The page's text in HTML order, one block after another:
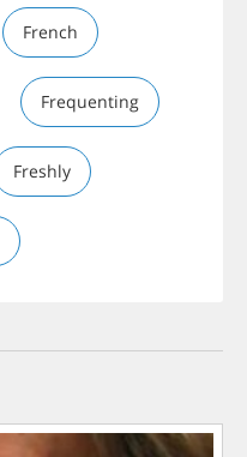
French
Frequenting
Freshly